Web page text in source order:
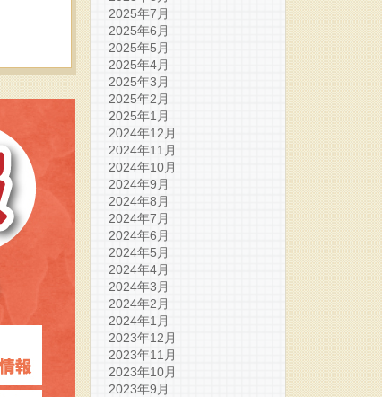
2025年7月
2025年6月
2025年5月
2025年4月
2025年3月
2025年2月
2025年1月
2024年12月
2024年11月
2024年10月
2024年9月
2024年8月
2024年7月
2024年6月
2024年5月
2024年4月
2024年3月
2024年2月
2024年1月
2023年12月
2023年11月
2023年10月
2023年9月